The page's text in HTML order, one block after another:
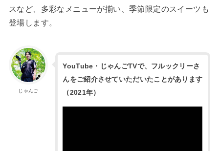
スなど、多彩なメニューが揃い、季節限定のスイーツも
登場します。
じゃんご
YouTube・じゃんごTVで、フルックリーさ
んをご紹介させていただいたことがあります
（2021年）